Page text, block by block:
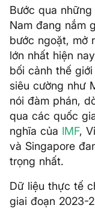
Bước qua
Nam đang nắm
bước ngoặt, mở
lớn nhất hiện
bối cảnh thế
siêu cường như
nói đàm phán,
qua các quốc
nghĩa của IMF,
và Singapore
trọng nhất.
Dữ liệu thực tế
giai đoạn 2023-